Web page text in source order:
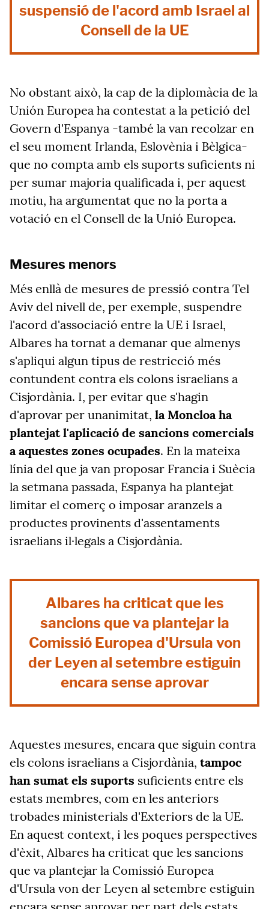
suspensió de l'acord amb Israel al
Consell de la UE
No obstant això, la cap de la diplomàcia de la
Unión Europea ha contestat a la petició del
Govern d'Espanya -també la van recolzar en
el seu moment Irlanda, Eslovènia i Bèlgica-
que no compta amb els suports suficients ni
per sumar majoria qualificada i, per aquest
motiu, ha argumentat que no la porta a
votació en el Consell de la Unió Europea.
Mesures menors
Més enllà de mesures de pressió contra Tel
Aviv del nivell de, per exemple, suspendre
l'acord d'associació entre la UE i Israel,
Albares ha tornat a demanar que almenys
s'apliqui algun tipus de restricció més
contundent contra els colons israelians a
Cisjordània. I, per evitar que s'hagin
d'aprovar per unanimitat, la Moncloa ha
plantejat l'aplicació de sancions comercials
a aquestes zones ocupades. En la mateixa
línia del que ja van proposar Francia i Suècia
la setmana passada, Espanya ha plantejat
limitar el comerç o imposar aranzels a
productes provinents d'assentaments
israelians il·legals a Cisjordània.
Albares ha criticat que les
sancions que va plantejar la
Comissió Europea d'Ursula von
der Leyen al setembre estiguin
encara sense aprovar
Aquestes mesures, encara que siguin contra
els colons israelians a Cisjordània, tampoc
han sumat els suports suficients entre els
estats membres, com en les anteriors
trobades ministerials d'Exteriors de la UE.
En aquest context, i les poques perspectives
d'èxit, Albares ha criticat que les sancions
que va plantejar la Comissió Europea
d'Ursula von der Leyen al setembre estiguin